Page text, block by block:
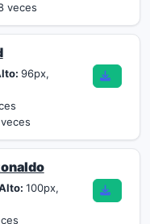
veces
96px,
100px,